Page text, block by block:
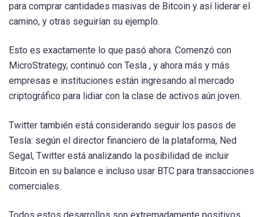
para comprar cantidades masivas de Bitcoin y así liderar el
camino, y otras seguirían su ejemplo.
Esto es exactamente lo que pasó ahora. Comenzó con
MicroStrategy, continuó con Tesla , y ahora más y más
empresas e instituciones están ingresando al mercado
criptográfico para lidiar con la clase de activos aún joven.
Twitter también está considerando seguir los pasos de
Tesla: según el director financiero de la plataforma, Ned
Segal, Twitter está analizando la posibilidad de incluir
Bitcoin en su balance e incluso usar BTC para transacciones
comerciales.